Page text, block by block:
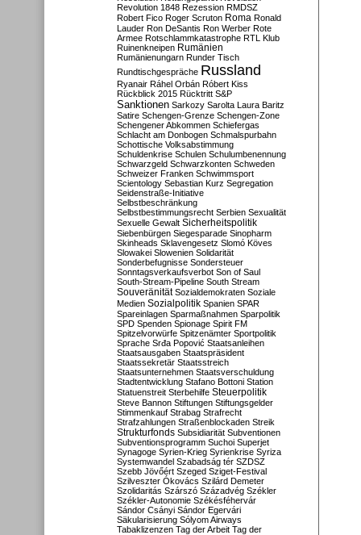
Revolution 1848 Rezession RMDSZ
Robert Fico Roger Scruton Roma Ronald
Lauder Ron DeSantis Ron Werber Rote
Armee Rotschlammkatastrophe RTL Klub
Ruinenkneipen Rumänien
Rumänienungarn Runder Tisch
Rundtischgespräche Russland
Ryanair Ráhel Orbán Róbert Kiss
Rückblick 2015 Rücktritt S&P
Sanktionen Sarkozy Sarolta Laura Baritz
Satire Schengen-Grenze Schengen-Zone
Schengener Abkommen Schiefergas
Schlacht am Donbogen Schmalspurbahn
Schottische Volksabstimmung
Schuldenkrise Schulen Schulumbenennung
Schwarzgeld Schwarzkonten Schweden
Schweizer Franken Schwimmsport
Scientology Sebastian Kurz Segregation
Seidenstraße-Initiative
Selbstbeschränkung
Selbstbestimmungsrecht Serbien Sexualität
Sexuelle Gewalt Sicherheitspolitik
Siebenbürgen Siegesparade Sinopharm
Skinheads Sklavengesetz Slomó Köves
Slowakei Slowenien Solidarität
Sonderbefugnisse Sondersteuer
Sonntagsverkaufsverbot Son of Saul
South-Stream-Pipeline South Stream
Souveränität Sozialdemokraten Soziale
Medien Sozialpolitik Spanien SPAR
Spareinlagen Sparmaßnahmen Sparpolitik
SPD Spenden Spionage Spirit FM
Spitzelvorwürfe Spitzenämter Sportpolitik
Sprache Srđa Popović Staatsanleihen
Staatsausgaben Staatspräsident
Staatssekretär Staatsstreich
Staatsunternehmen Staatsverschuldung
Stadtentwicklung Stafano Bottoni Station
Statuenstreit Sterbehilfe Steuerpolitik
Steve Bannon Stiftungen Stiftungsgelder
Stimmenkauf Strabag Strafrecht
Strafzahlungen Straßenblockaden Streik
Strukturfonds Subsidiarität Subventionen
Subventionsprogramm Suchoi Superjet
Synagoge Syrien-Krieg Syrienkrise Syriza
Systemwandel Szabadság tér SZDSZ
Szebb Jövőért Szeged Sziget-Festival
Szilveszter Ókovács Szilárd Demeter
Szolidaritás Szárszó Századvég Székler
Székler-Autonomie Székésféhervár
Sándor Csányi Sándor Egervári
Säkularisierung Sólyom Airways
Tabaklizenzen Tag der Arbeit Tag der